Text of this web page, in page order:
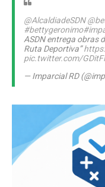
@AlcaldiadeSDN
#bettygeronimo
ASDN entrega obras
Ruta Deportiva”
pic.twitter.com/
— Imparcial RD